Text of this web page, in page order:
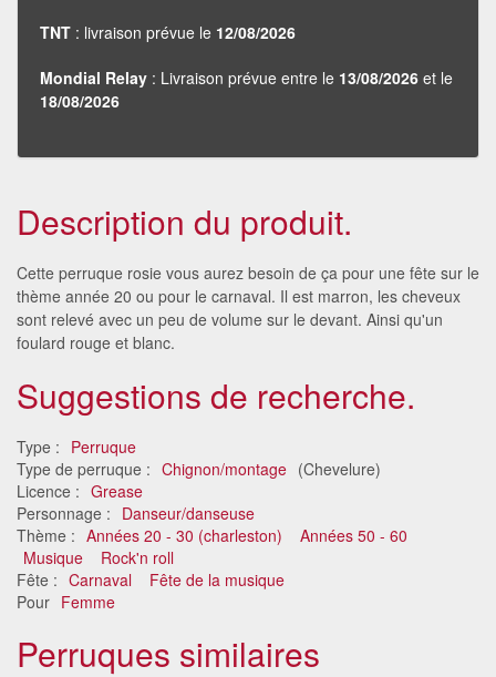
TNT : livraison prévue le 12/08/2026
Mondial Relay : Livraison prévue entre le 13/08/2026 et le
18/08/2026
Description du produit.
Cette perruque rosie vous aurez besoin de ça pour une fête sur le
thème année 20 ou pour le carnaval. Il est marron, les cheveux
sont relevé avec un peu de volume sur le devant. Ainsi qu'un
foulard rouge et blanc.
Suggestions de recherche.
Type : Perruque
Type de perruque : Chignon/montage (Chevelure)
Licence : Grease
Personnage : Danseur/danseuse
Thème : Années 20 - 30 (charleston)
Années 50 - 60
Musique
Rock'n roll
Fête : Carnaval
Fête de la musique
Pour Femme
Perruques similaires